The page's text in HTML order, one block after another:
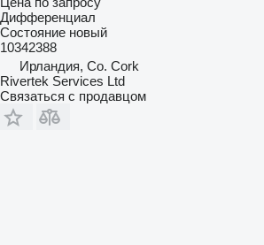
Дифференциал
Состояние новый
10342388
Ирландия, Co. Cork
Rivertek Services Ltd
Связаться с продавцом